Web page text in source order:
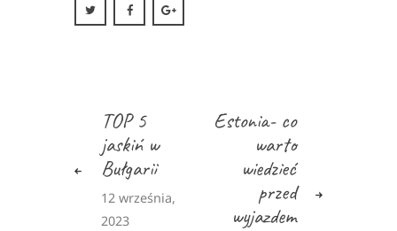
TOP 5
jaskiń w
Bułgarii
12 września,
2023
Estonia- co
warto
wiedzieć
przed
wyjazdem